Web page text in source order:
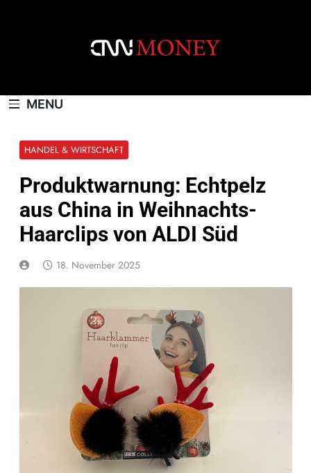
MENU
HANDEL & WIRTSCHAFT
Produktwarnung: Echtpelz
aus China in Weihnachts-
Haarclips von ALDI Süd
18. November 2025